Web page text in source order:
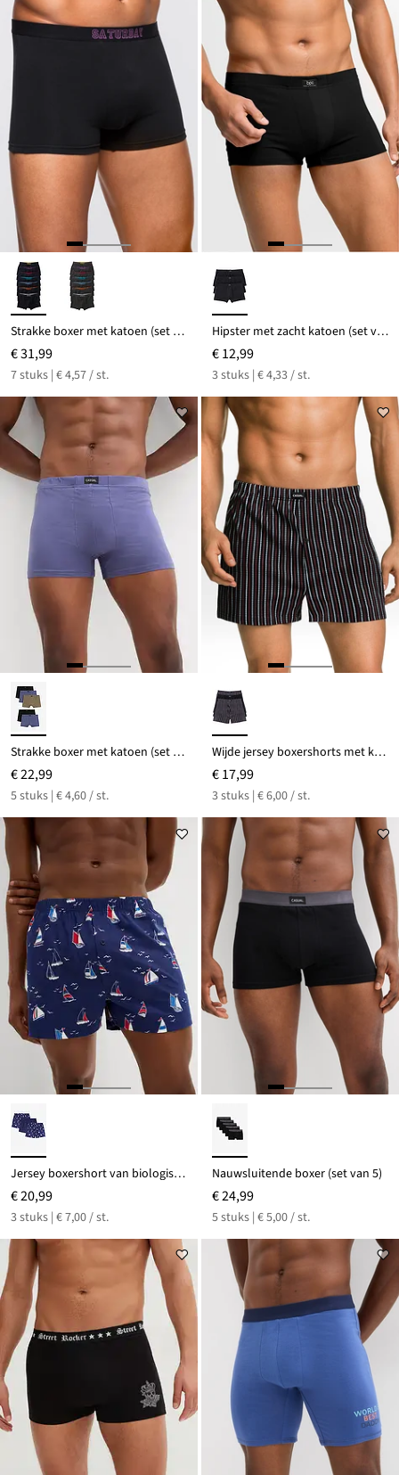
Strakke boxer met katoen (set van 7)
€ 31,99
7 stuks | € 4,57 / st.
Hipster met zacht katoen (set van 3)
€ 12,99
3 stuks | € 4,33 / st.
Strakke boxer met katoen (set van 5)
€ 22,99
5 stuks | € 4,60 / st.
Wijde jersey boxershorts met katoen (set van 3)
€ 17,99
3 stuks | € 6,00 / st.
Jersey boxershort van biologisch katoen (set van 3)
€ 20,99
3 stuks | € 7,00 / st.
Nauwsluitende boxer (set van 5)
€ 24,99
5 stuks | € 5,00 / st.